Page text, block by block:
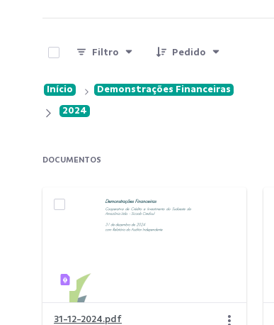
Filtro Pedido
Início
Demonstrações Financeiras
2024
DOCUMENTOS
31-12-2024.pdf